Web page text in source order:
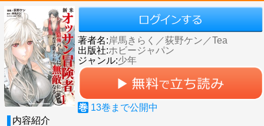
著者名:岸馬きらく／荻野ケン／Tea
出版社:ホビージャパン
ジャンル:少年
巻 13巻まで公開中
内容紹介